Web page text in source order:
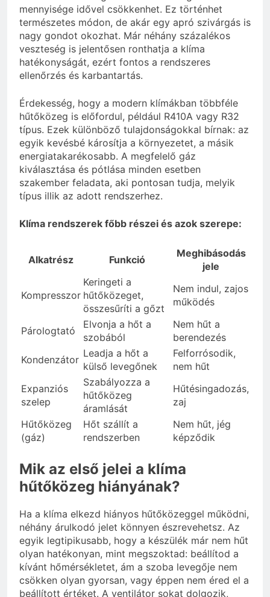
mennyisége idővel csökkenhet. Ez történhet
természetes módon, de akár egy apró szivárgás is
nagy gondot okozhat. Már néhány százalékos
veszteség is jelentősen ronthatja a klíma
hatékonyságát, ezért fontos a rendszeres
ellenőrzés és karbantartás.
Érdekesség, hogy a modern klímákban többféle
hűtőközeg is előfordul, például R410A vagy R32
típus. Ezek különböző tulajdonságokkal bírnak: az
egyik kevésbé károsítja a környezetet, a másik
energiatakarékosabb. A megfelelő gáz
kiválasztása és pótlása minden esetben
szakember feladata, aki pontosan tudja, melyik
típus illik az adott rendszerhez.
Klíma rendszerek főbb részei és azok szerepe:
Alkatrész Funkció
Meghibásodás
jele
Kompresszor
Keringeti a
hűtőközeget,
összesűríti a gőzt
Nem indul, zajos
működés
Párologtató
Elvonja a hőt a
szobából
Nem hűt a
berendezés
Kondenzátor
Leadja a hőt a
külső levegőnek
Felforrósodik,
nem hűt
Expanziós
szelep
Szabályozza a
hűtőközeg
áramlását
Hűtésingadozás,
zaj
Hűtőközeg
(gáz)
Hőt szállít a
rendszerben
Nem hűt, jég
képződik
Mik az első jelei a klíma
hűtőközeg hiányának?
Ha a klíma elkezd hiányos hűtőközeggel működni,
néhány árulkodó jelet könnyen észrevehetsz. Az
egyik legtipikusabb, hogy a készülék már nem hűt
olyan hatékonyan, mint megszoktad: beállítod a
kívánt hőmérsékletet, ám a szoba levegője nem
csökken olyan gyorsan, vagy éppen nem éred el a
beállított értéket. A ventilátor sokat dolgozik,